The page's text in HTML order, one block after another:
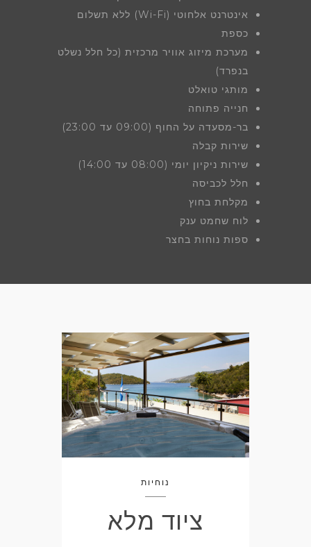
אינטרנט אלחוטי (Wi-Fi) ללא תשלום
כספת
מערכת מיזוג אוויר מרכזית (כל חלל נשלט
בנפרד)
מותגי טואלט
חנייה פתוחה
בר-מסעדה על החוף (09:00 עד 23:00)
שירות קבלה
שירות ניקיון יומי (08:00 עד 14:00)
חלל לכביסה
מקלחת בחוץ
לוח שחמט ענק
ספות נוחות בחצר
נוחיות
ציוד מלא